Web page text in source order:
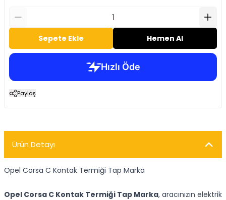
Sepete Ekle Hemen Al
Paylaş
Ürün Detayı
Opel Corsa C Kontak Termiği Tap Marka
Opel Corsa C Kontak Termiği Tap Marka, aracınızın elektrik